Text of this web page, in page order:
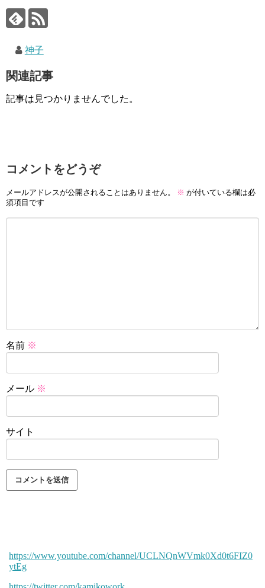
神子
関連記事
記事は見つかりませんでした。
コメントをどうぞ
メールアドレスが公開されることはありません。 ※ が付いている欄は必
須項目です
名前 ※
メール ※
サイト
https://www.youtube.com/channel/UCLNQnWVmk0Xd0t6FIZ0
ytEg